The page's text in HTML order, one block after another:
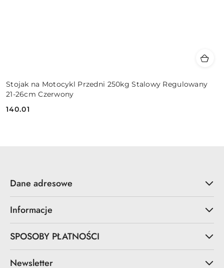
Stojak na Motocykl Przedni 250kg Stalowy Regulowany
21-26cm Czerwony
Cena:
140.01
Dane adresowe
Informacje
SPOSOBY PŁATNOŚCI
Newsletter